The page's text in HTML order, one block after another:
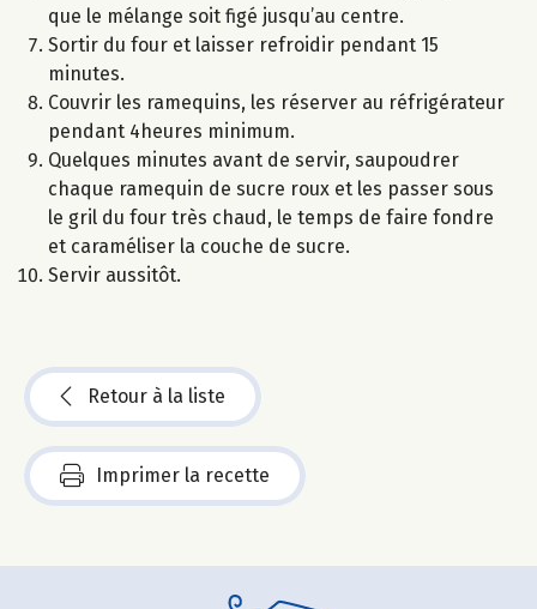
que le mélange soit figé jusqu’au centre.
Sortir du four et laisser refroidir pendant 15
minutes.
Couvrir les ramequins, les réserver au réfrigérateur
pendant 4heures minimum.
Quelques minutes avant de servir, saupoudrer
chaque ramequin de sucre roux et les passer sous
le gril du four très chaud, le temps de faire fondre
et caraméliser la couche de sucre.
Servir aussitôt.
Retour à la liste
Imprimer la recette